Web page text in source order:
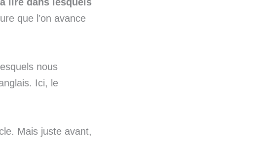
que l’on avance
nous
Ici, le
Mais juste avant,